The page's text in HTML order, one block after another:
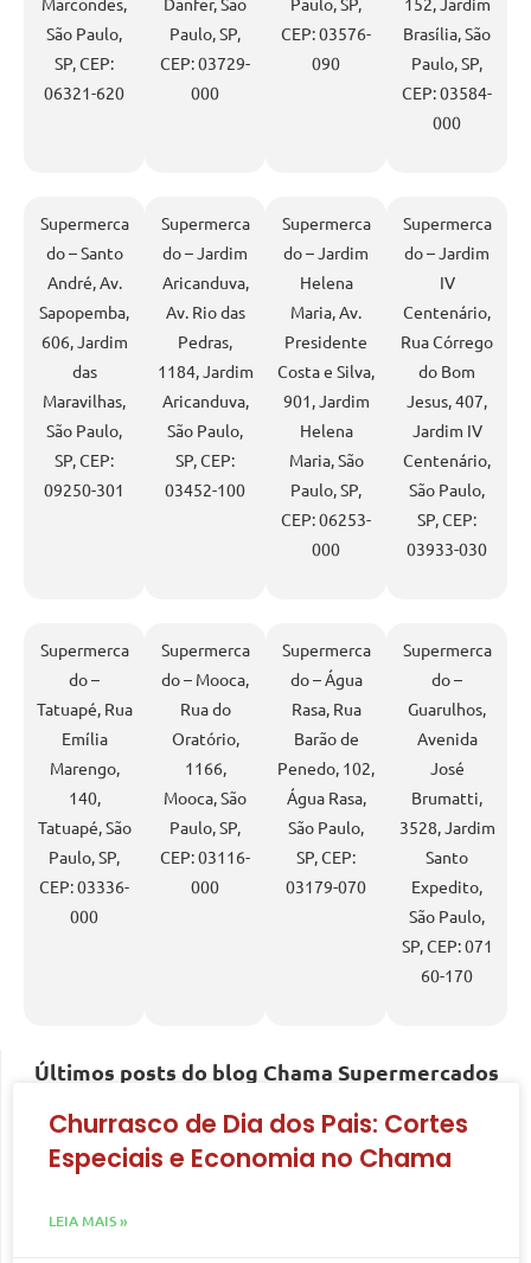
São Paulo,
SP, CEP:
06321-620
Paulo, SP,
CEP: 03729-
000
CEP: 03576-
090
Brasília, São
Paulo, SP,
CEP: 03584-
000
Supermerca
do – Santo
André, Av.
Sapopemba,
606, Jardim
das
Maravilhas,
São Paulo,
SP, CEP:
09250-301
Supermerca
do – Jardim
Aricanduva,
Av. Rio das
Pedras,
1184, Jardim
Aricanduva,
São Paulo,
SP, CEP:
03452-100
Supermerca
do – Jardim
Helena
Maria, Av.
Presidente
Costa e Silva,
901, Jardim
Helena
Maria, São
Paulo, SP,
CEP: 06253-
000
Supermerca
do – Jardim
IV
Centenário,
Rua Córrego
do Bom
Jesus, 407,
Jardim IV
Centenário,
São Paulo,
SP, CEP:
03933-030
Supermerca
do –
Tatuapé, Rua
Emília
Marengo,
140,
Tatuapé, São
Paulo, SP,
CEP: 03336-
000
Supermerca
do – Mooca,
Rua do
Oratório,
1166,
Mooca, São
Paulo, SP,
CEP: 03116-
000
Supermerca
do – Água
Rasa, Rua
Barão de
Penedo, 102,
Água Rasa,
São Paulo,
SP, CEP:
03179-070
Supermerca
do –
Guarulhos,
Avenida
José
Brumatti,
3528, Jardim
Santo
Expedito,
São Paulo,
SP, CEP: 071
60-170
Últimos posts do blog Chama Supermercados
Churrasco de Dia dos Pais: Cortes
Especiais e Economia no Chama
LEIA MAIS »